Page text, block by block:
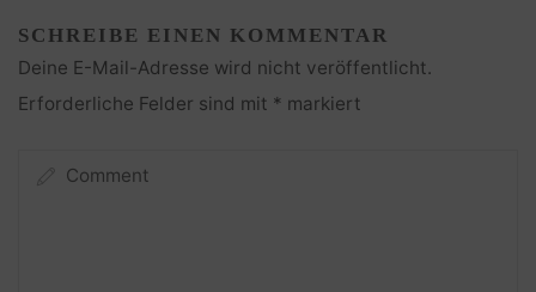
SCHREIBE EINEN KOMMENTAR
Deine E-Mail-Adresse wird nicht veröffentlicht.
Erforderliche Felder sind mit * markiert